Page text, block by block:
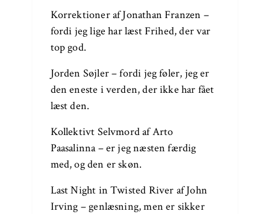
Korrektioner af Jonathan Franzen –
fordi jeg lige har læst Frihed, der var
top god.
Jorden Søjler – fordi jeg føler, jeg er
den eneste i verden, der ikke har fået
læst den.
Kollektivt Selvmord af Arto
Paasalinna – er jeg næsten færdig
med, og den er skøn.
Last Night in Twisted River af John
Irving – genlæsning, men er sikker